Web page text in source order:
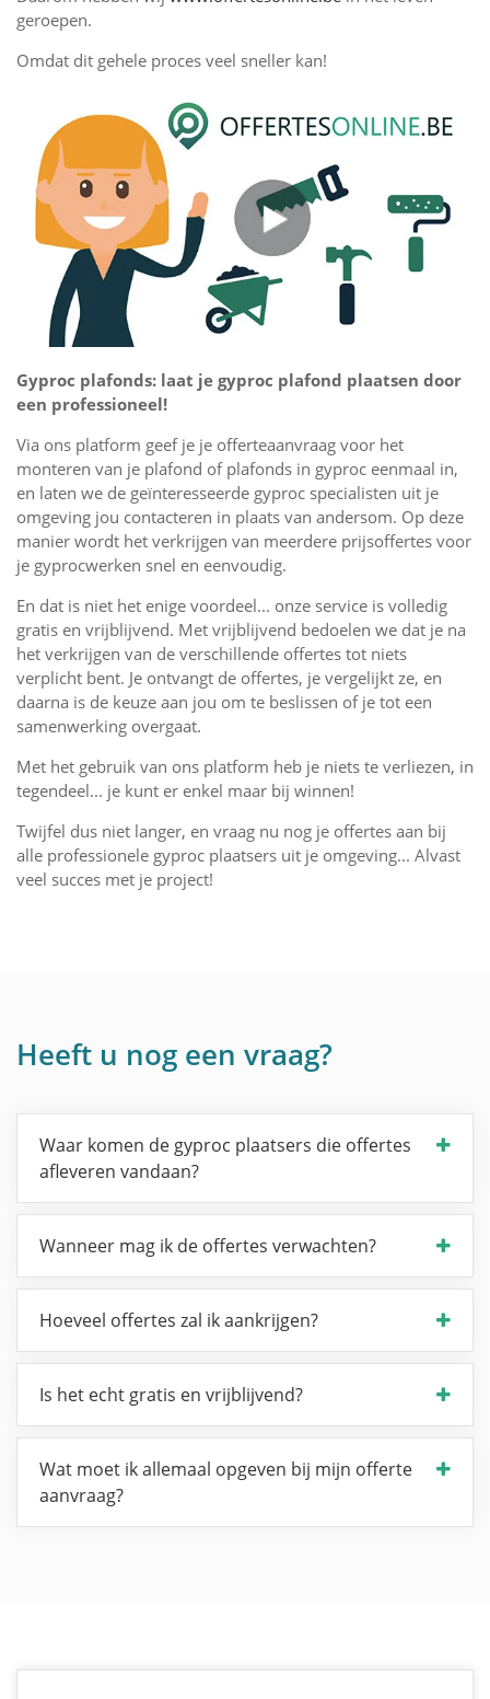
geroepen.
Omdat dit gehele proces veel sneller kan!
Gyproc plafonds: laat je gyproc plafond plaatsen door
een professioneel!
Via ons platform geef je je offerteaanvraag voor het
monteren van je plafond of plafonds in gyproc eenmaal in,
en laten we de geïnteresseerde gyproc specialisten uit je
omgeving jou contacteren in plaats van andersom. Op deze
manier wordt het verkrijgen van meerdere prijsoffertes voor
je gyprocwerken snel en eenvoudig.
En dat is niet het enige voordeel... onze service is volledig
gratis en vrijblijvend. Met vrijblijvend bedoelen we dat je na
het verkrijgen van de verschillende offertes tot niets
verplicht bent. Je ontvangt de offertes, je vergelijkt ze, en
daarna is de keuze aan jou om te beslissen of je tot een
samenwerking overgaat.
Met het gebruik van ons platform heb je niets te verliezen, in
tegendeel... je kunt er enkel maar bij winnen!
Twijfel dus niet langer, en vraag nu nog je offertes aan bij
alle professionele gyproc plaatsers uit je omgeving... Alvast
veel succes met je project!
Heeft u nog een vraag?
Waar komen de gyproc plaatsers die offertes
afleveren vandaan?
Wanneer mag ik de offertes verwachten?
Hoeveel offertes zal ik aankrijgen?
Is het echt gratis en vrijblijvend?
Wat moet ik allemaal opgeven bij mijn offerte
aanvraag?